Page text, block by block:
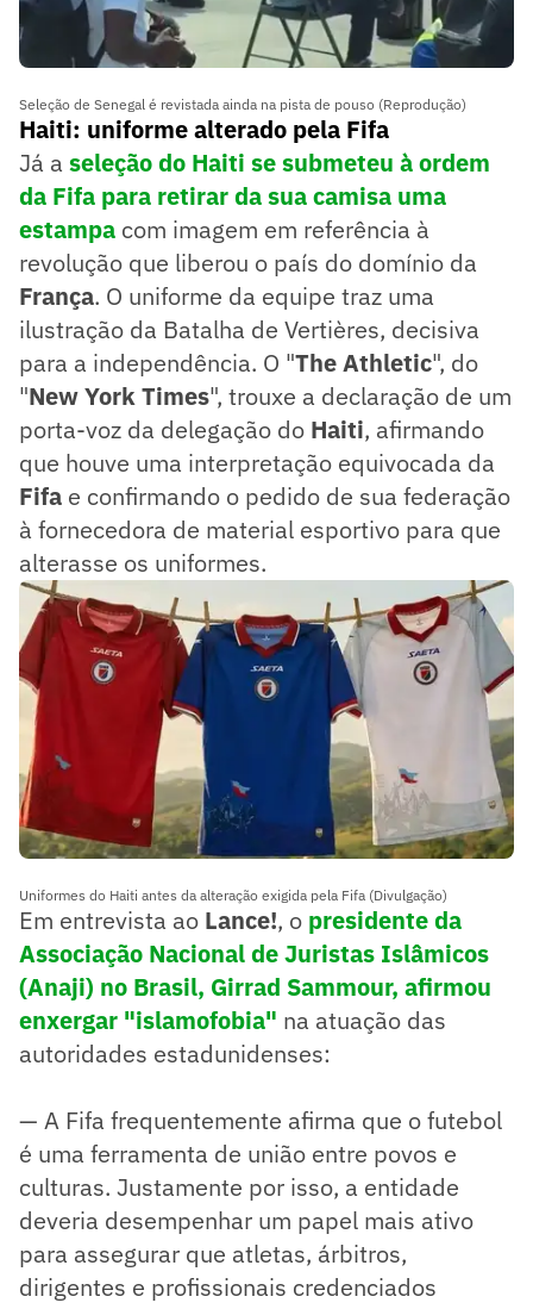
Seleção de Senegal é revistada ainda na pista de pouso (Reprodução)
Haiti: uniforme alterado pela Fifa
Já a seleção do Haiti se submeteu à ordem
da Fifa para retirar da sua camisa uma
estampa com imagem em referência à
revolução que liberou o país do domínio da
França. O uniforme da equipe traz uma
ilustração da Batalha de Vertières, decisiva
para a independência. O "The Athletic", do
"New York Times", trouxe a declaração de um
porta-voz da delegação do Haiti, afirmando
que houve uma interpretação equivocada da
Fifa e confirmando o pedido de sua federação
à fornecedora de material esportivo para que
alterasse os uniformes.
Uniformes do Haiti antes da alteração exigida pela Fifa (Divulgação)
Em entrevista ao Lance!, o presidente da
Associação Nacional de Juristas Islâmicos
(Anaji) no Brasil, Girrad Sammour, afirmou
enxergar "islamofobia" na atuação das
autoridades estadunidenses:
— A Fifa frequentemente afirma que o futebol
é uma ferramenta de união entre povos e
culturas. Justamente por isso, a entidade
deveria desempenhar um papel mais ativo
para assegurar que atletas, árbitros,
dirigentes e profissionais credenciados